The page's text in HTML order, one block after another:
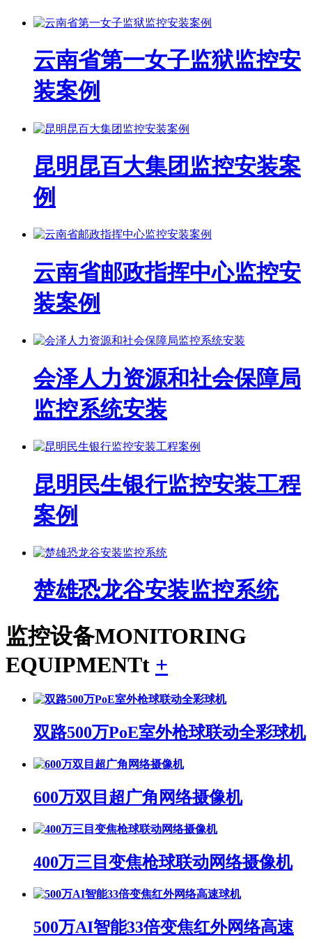
云南省第一女子监狱监控安
装案例
昆明昆百大集团监控安装案
例
云南省邮政指挥中心监控安
装案例
会泽人力资源和社会保障局
监控系统安装
昆明民生银行监控安装工程
案例
楚雄恐龙谷安装监控系统
监控设备MONITORING
EQUIPMENTt +
双路500万PoE室外枪球联动全彩球机
600万双目超广角网络摄像机
400万三目变焦枪球联动网络摄像机
500万AI智能33倍变焦红外网络高速